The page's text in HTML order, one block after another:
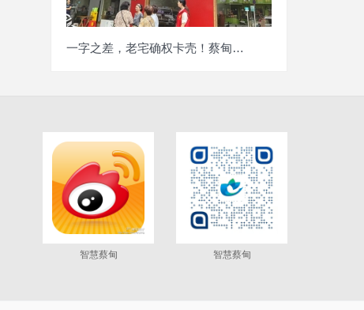
一字之差，老宅确权卡壳！蔡甸工农社区一周
智慧蔡甸 智慧蔡甸